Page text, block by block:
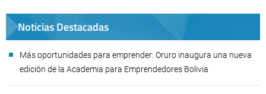
Noticias Destacadas
Más oportunidades para emprender: Oruro inaugura una nueva
edición de la Academia para Emprendedores Bolivia